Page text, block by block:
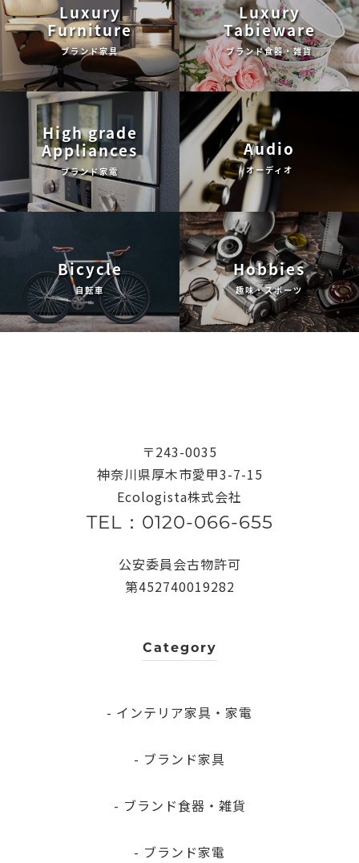
Luxury
Furniture
ブランド家具
Luxury
Tabieware
ブランド食器・雑貨
High grade
Appliances
ブランド家電
Audio
オーディオ
Bicycle
自転車
Hobbies
趣味・スポーツ
〒243-0035
神奈川県厚木市愛甲3-7-15
Ecologista株式会社
TEL：0120-066-655
公安委員会古物許可
第452740019282
Category
- インテリア家具・家電
- ブランド家具
- ブランド食器・雑貨
- ブランド家電